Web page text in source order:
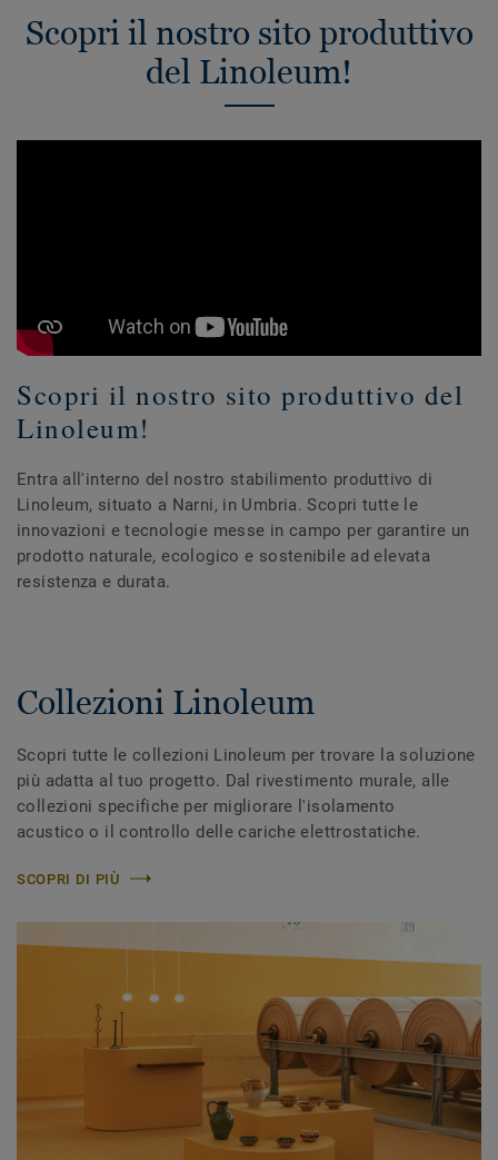
Scopri il nostro sito produttivo
del Linoleum!
Scopri il nostro sito produttivo del
Linoleum!
Entra all'interno del nostro stabilimento produttivo di
Linoleum, situato a Narni, in Umbria. Scopri tutte le
innovazioni e tecnologie messe in campo per garantire un
prodotto naturale, ecologico e sostenibile ad elevata
resistenza e durata.
Collezioni Linoleum
Scopri tutte le collezioni Linoleum per trovare la soluzione
più adatta al tuo progetto. Dal rivestimento murale, alle
collezioni specifiche per migliorare l'isolamento
acustico o il controllo delle cariche elettrostatiche.
SCOPRI DI PIÙ